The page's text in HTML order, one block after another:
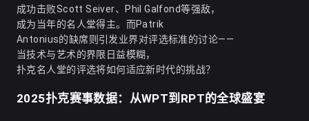
成功击败Scott Seiver、Phil Galfond等强敌，
成为当年的名人堂得主。而Patrik
Antonius的缺席则引发业界对评选标准的讨论——
当技术与艺术的界限日益模糊，
扑克名人堂的评选将如何适应新时代的挑战？
2025扑克赛事数据：从WPT到RPT的全球盛宴